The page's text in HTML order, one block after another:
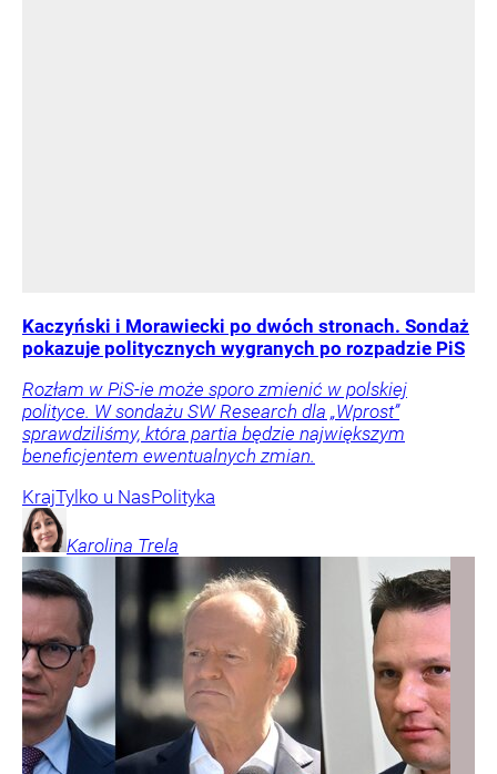
Kaczyński i Morawiecki po dwóch stronach. Sondaż
pokazuje politycznych wygranych po rozpadzie PiS
Rozłam w PiS-ie może sporo zmienić w polskiej
polityce. W sondażu SW Research dla „Wprost”
sprawdziliśmy, która partia będzie największym
beneficjentem ewentualnych zmian.
KrajTylko u NasPolityka
Karolina Trela